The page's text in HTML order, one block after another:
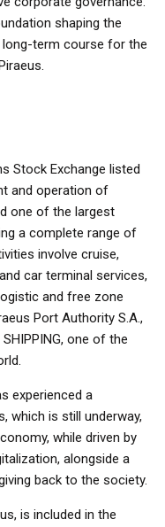
shaping the
long-term course for the
Stock Exchange listed
and operation of
one of the largest
a complete range of
involve cruise,
car terminal services,
and free zone
Port Authority S.A.,
one of the
experienced a
which is still underway,
while driven by
alongside a
back to the society.
is included in the